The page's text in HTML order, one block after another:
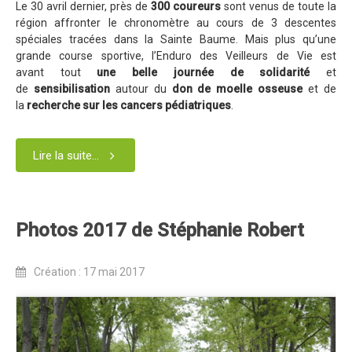
Blog 2022
Règlement 2022
Dossier de presse 2022
Affiche 2022
Plans des spéciales 2022
Edition 2020
Edition 2019
Blog 2019
Le 30 avril dernier, près de 300 coureurs sont venus de toute la
région affronter le chronomètre au cours de 3 descentes
spéciales tracées dans la Sainte Baume. Mais plus qu’une
grande course sportive, l’Enduro des Veilleurs de Vie est
avant tout une belle journée de solidaritéet
de sensibilisationautour du don de moelle osseuseet de
la recherche sur les cancers pédiatriques
Lire la suite...
Photos 2017 de Stéphanie Robert
Création : 17 mai 2017